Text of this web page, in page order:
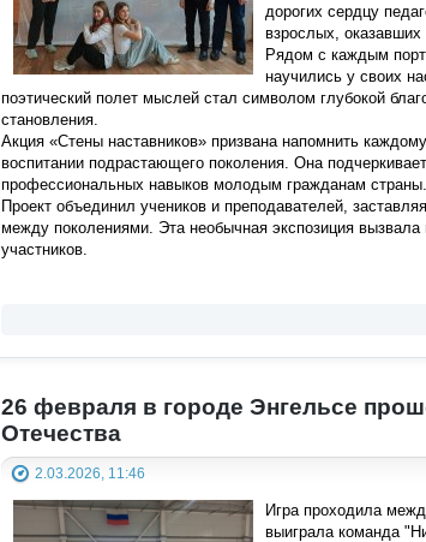
дорогих сердцу
взрослых, оказавших
Рядом с каждым
научились у своих
поэтический полет мыслей стал символом глубокой
становления.
Акция «Стены наставников» призвана напомнить
воспитании подрастающего поколения. Она
профессиональных навыков молодым гражданам страны.
Проект объединил учеников и преподавателей,
между поколениями. Эта необычная экспозиция
участников.
26 февраля в городе Энгельсе
Отечества
2.03.2026, 11:46
Игра проходила
выиграла команда